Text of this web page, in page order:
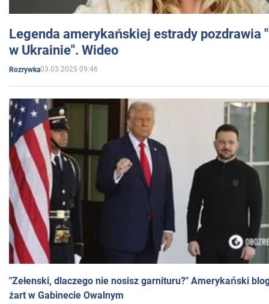
Legenda amerykańskiej estrady pozdrawia
w Ukrainie". Wideo
Rozrywka03.03.2025 09:46
"Zełenski, dlaczego nie nosisz garnituru?" Amerykański
żart w Gabinecie Owalnym